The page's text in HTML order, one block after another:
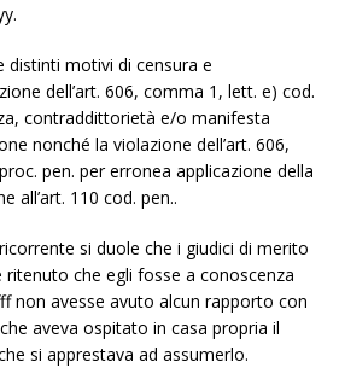
distinti motivi di censura e
dell’art. 606, comma 1, lett. e) cod.
contraddittorietà e/o manifesta
nonché la violazione dell’art. 606,
pen. per erronea applicazione della
all’art. 110 cod. pen..
si duole che i giudici di merito
che egli fosse a conoscenza
non avesse avuto alcun rapporto con
aveva ospitato in casa propria il
si apprestava ad assumerlo.